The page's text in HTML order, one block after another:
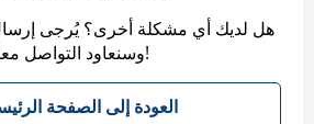
هل لديك أي مشكلة أخرى؟ يُرجى إرسال
وسنعاود التواصل معك. شكرًا على صبرك!
العودة إلى الصفحة